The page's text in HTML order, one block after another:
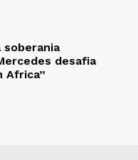
soberania
desafia
Africa”